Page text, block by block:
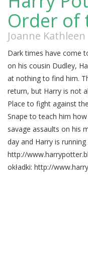
Order of
Joanne
Dark times have come
on his cousin Dudley,
at nothing to find him.
return, but Harry is not
Place to fight against
Snape to teach him
savage assaults on his
day and Harry is
http://
okładki: http://